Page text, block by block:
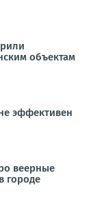
объектам
эффективен
веерные
городе